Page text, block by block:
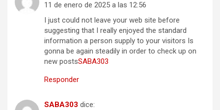
11 de enero de 2025 a las 12:56
I just could not leave your web site before
suggesting that I really enjoyed the standard
information a person supply to your visitors Is
gonna be again steadily in order to check up on
new postsSABA303
Responder
SABA303 dice: